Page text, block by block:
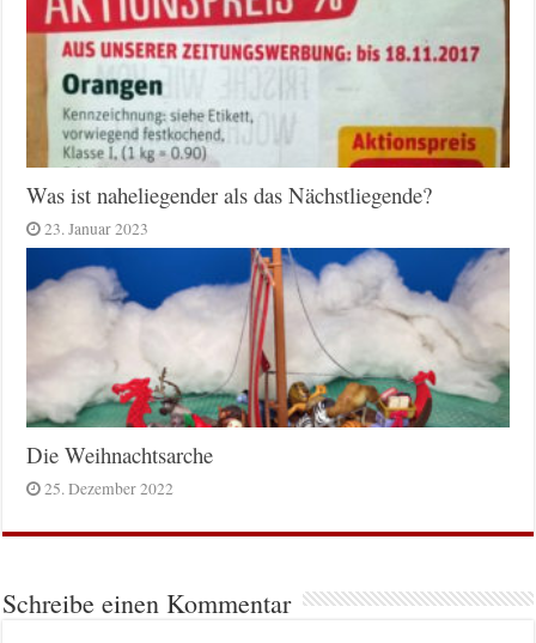
Was ist naheliegender als das Nächstliegende?
23. Januar 2023
Die Weihnachtsarche
25. Dezember 2022
Schreibe einen Kommentar